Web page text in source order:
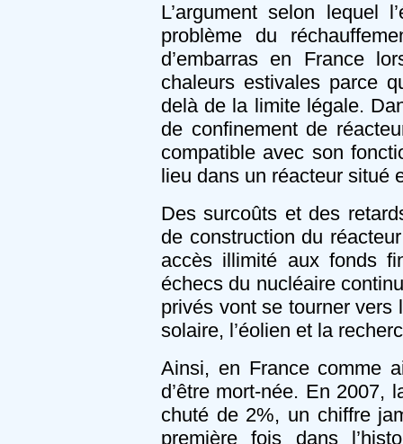
L’argument selon lequel
problème du
d’embarras en France
chaleurs estivales parce
delà de la limite légale.
de confinement de
compatible avec son
lieu dans un réacteur situé
Des surcoûts et des
de construction du
accès illimité aux fonds
échecs du nucléaire
privés vont se tourner vers
solaire, l’éolien et la
Ainsi, en France comme
d’être mort-née. En 2007,
chuté de 2%, un chiffre
première fois dans